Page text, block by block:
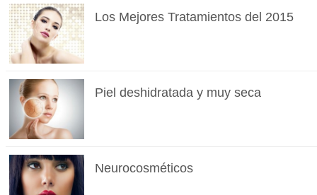
Los Mejores Tratamientos del 2015
Piel deshidratada y muy seca
Neurocosméticos